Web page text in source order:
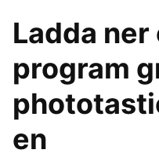
Ladda
program
en